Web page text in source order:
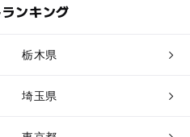
ンキング
栃木県
埼玉県